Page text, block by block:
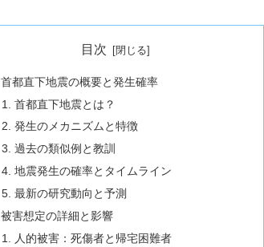
目次
首都直下地震の概要と発生確率
首都直下地震とは？
発生のメカニズムと特徴
過去の類似例と教訓
地震発生の確率とタイムライン
最新の研究動向と予測
被害想定の詳細と影響
人的被害：死傷者と帰宅困難者